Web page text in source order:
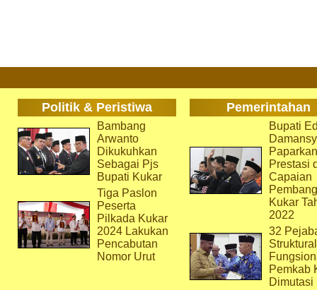
Politik & Peristiwa Pemerintahan
Bambang
Arwanto
Dikukuhkan
Sebagai Pjs
Bupati Kukar
Tiga Paslon
Peserta
Pilkada Kukar
2024 Lakukan
Pencabutan
Nomor Urut
Bupati
Paparkan
Prestasi
Capaian
Kukar
2022
32
Pemkab
Dimutasi